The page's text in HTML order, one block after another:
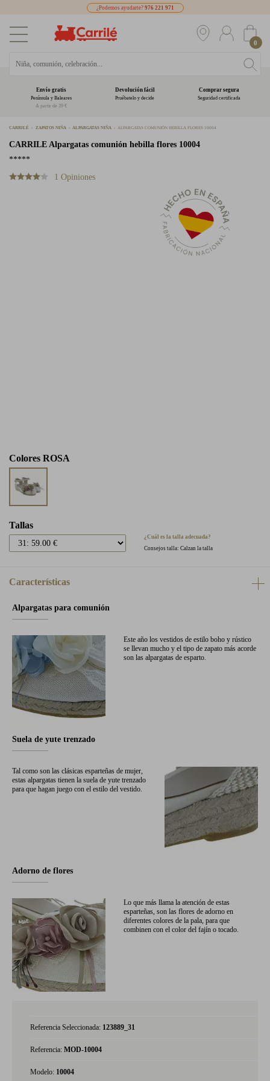
¿Podemos ayudarte? 976 221 971
0
Envío gratis
Península y Baleares
A partir de 39 €
Devolución fácil
Pruébatelo y decide
Comprar segura
Seguridad certificada
CARRILÉ ZAPATOS NIÑA ALPARGATAS NIÑA ALPARGATAS COMUNIÓN HEBILLA FLORES 10004
CARRILE Alpargatas comunión hebilla flores 10004
*****
1 Opiniones
Colores ROSA
Tallas
¿Cuál es la talla adecuada?
Consejos talla: Calzan la talla
Características
Alpargatas para comunión
Este año los vestidos de estilo boho y rústico
se llevan mucho y el tipo de zapato más acorde
son las alpargatas de esparto.
Suela de yute trenzado
Tal como son las clásicas esparteñas de mujer,
estas alpargatas tienen la suela de yute trenzado
para que hagan juego con el estilo del vestido.
Adorno de flores
Lo que más llama la atención de estas
esparteñas, son las flores de adorno en
diferentes colores de la pala, para que
combinen con el color del fajín o tocado.
Referencia Seleccionada: 123889_31
Referencia: MOD-10004
Modelo: 10004